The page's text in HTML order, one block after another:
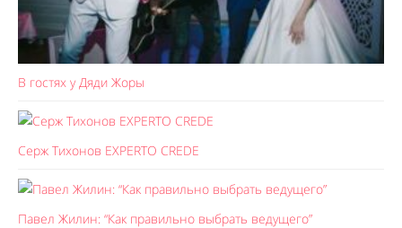
В гостях у Дяди Жоры
Серж Тихонов EXPERTO CREDE
Павел Жилин: “Как правильно выбрать ведущего”